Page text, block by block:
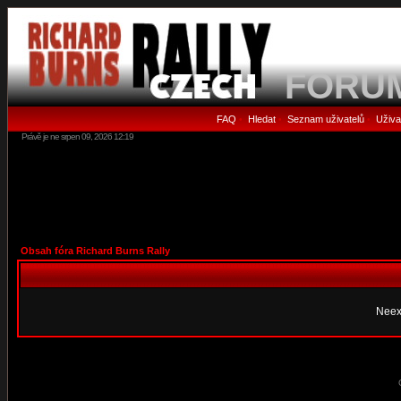
FAQ • Hledat• Seznam uživatelů•
Právě je ne srpen 09, 2026 12:19
Obsah fóra Richard Burns Rally